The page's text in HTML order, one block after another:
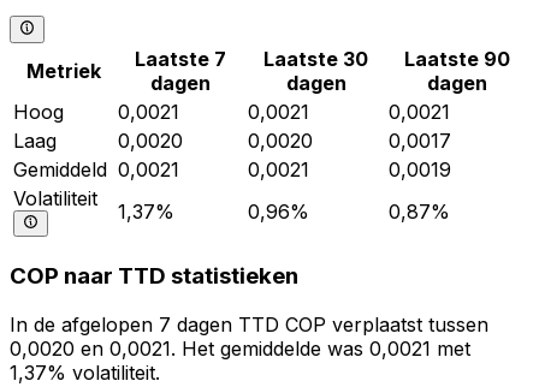
Metriek
Laatste 7
dagen
Laatste 30
dagen
Laatste 90
dagen
Hoog
0,0021 0,0021
0,0021
Laag
0,0020 0,0020
0,0017
Gemiddeld 0,0021 0,0021
0,0019
Volatiliteit
1,37% 0,96% 0,87%
COP naar TTD statistieken
In de afgelopen 7 dagen TTD COP verplaatst tussen
0,0020 en 0,0021. Het gemiddelde was 0,0021 met
1,37% volatiliteit.